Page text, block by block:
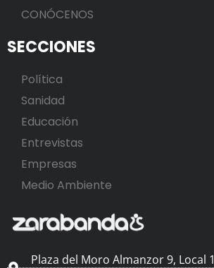
CONÓCENOS
SECCIONES
Política
Sanidad
Educación
Entrevistas
Empresas
Medio Ambiente
Plaza del Moro Almanzor 9, Local 1